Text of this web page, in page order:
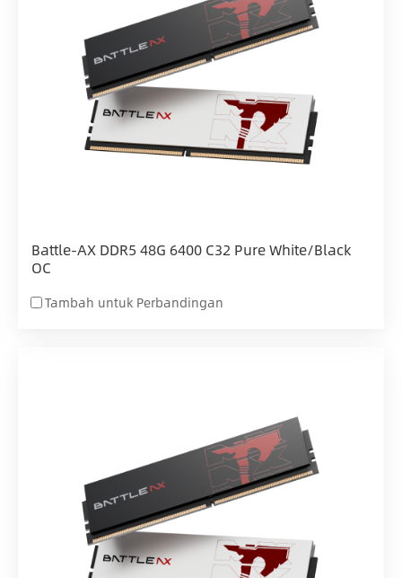
Battle-AX DDR5 48G 6400 C32 Pure White/Black
OC
Tambah untuk Perbandingan